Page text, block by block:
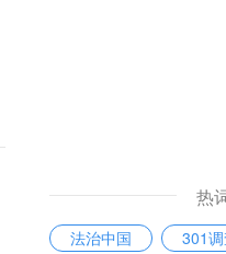
热
法治中国
301